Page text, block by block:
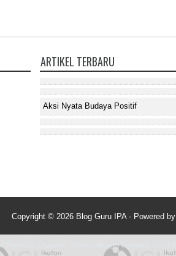
ARTIKEL TERBARU
Aksi Nyata Budaya Positif
Copyright © 2026 Blog Guru IPA- Powered by
Theme by PremiumBloggerTemplates.com